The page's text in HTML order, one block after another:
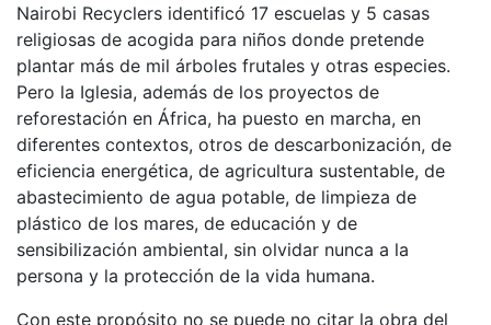
Nairobi Recyclers identificó 17 escuelas y 5 casas
religiosas de acogida para niños donde pretende
plantar más de mil árboles frutales y otras especies.
Pero la Iglesia, además de los proyectos de
reforestación en África, ha puesto en marcha, en
diferentes contextos, otros de descarbonización, de
eficiencia energética, de agricultura sustentable, de
abastecimiento de agua potable, de limpieza de
plástico de los mares, de educación y de
sensibilización ambiental, sin olvidar nunca a la
persona y la protección de la vida humana.
Con este propósito no se puede no citar la obra del